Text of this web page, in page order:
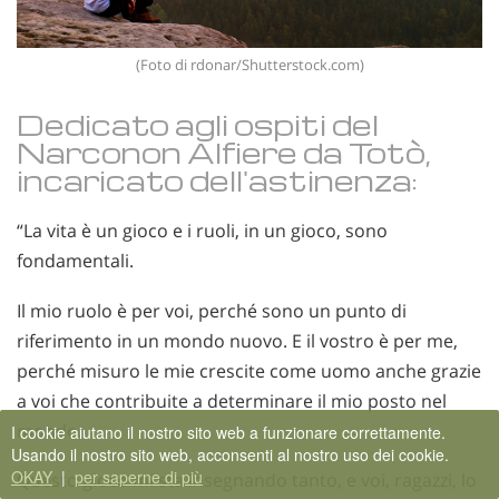
(Foto di rdonar/Shutterstock.com)
Dedicato agli ospiti del
Narconon Alfiere da Totò,
incaricato dell'astinenza:
“La vita è un gioco e i ruoli, in un gioco, sono
fondamentali.
Il mio ruolo è per voi, perché sono un punto di
riferimento in un mondo nuovo. E il vostro è per me,
perché misuro le mie crescite come uomo anche grazie
a voi che contribuite a determinare il mio posto nel
mondo.
Questo gioco mi sta insegnando tanto, e voi, ragazzi, lo
I cookie aiutano il nostro sito web a funzionare correttamente.
Usando il nostro sito web, acconsenti al nostro uso dei cookie.
OKAY | per saperne di più